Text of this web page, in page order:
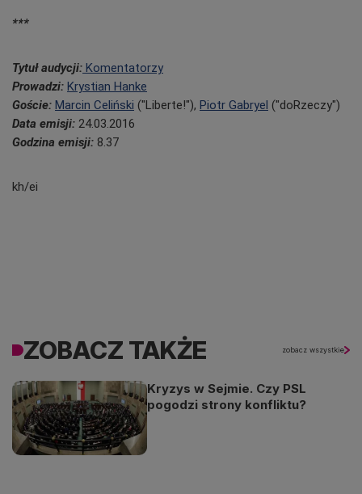
***
Tytuł audycji: Komentatorzy
Prowadzi: Krystian Hanke
Goście: Marcin Celiński ("Liberte!"), Piotr Gabryel ("doRzeczy")
Data emisji: 24.03.2016
Godzina emisji: 8.37
kh/ei
ZOBACZ TAKŻE zobacz wszystkie
Kryzys w Sejmie. Czy PSL
pogodzi strony konfliktu?